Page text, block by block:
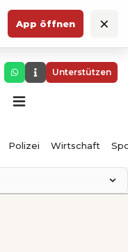
App öffnen ×
Unterstützen
Polizei Wirtschaft